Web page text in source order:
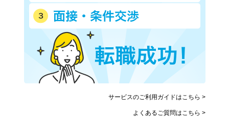
サービスのご利用ガイドはこちら >
よくあるご質問はこちら >